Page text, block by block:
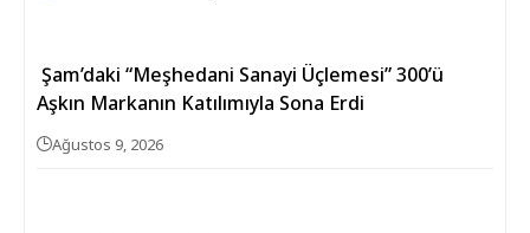
Şam’daki “Meşhedani Sanayi Üçlemesi” 300’ü
Aşkın Markanın Katılımıyla Sona Erdi
Ağustos 9, 2026